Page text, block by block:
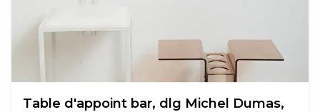
Table d'appoint bar, dlg Michel Dumas,